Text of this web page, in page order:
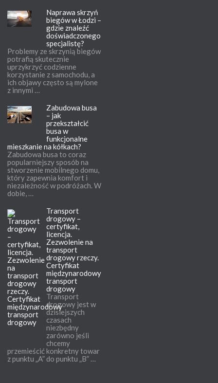
Naprawa skrzyń
biegów w Łodzi –
gdzie znaleźć
doświadczonego
specjalistę?
Problemy ze skrzynią biegów
potrafią skutecznie
uprzykrzyć codzienne
korzystanie z samochodu, a
ich objawy często są mylone
z innymi …
Zabudowa busa
– jak
przekształcić
busa w
funkcjonalne
mieszkanie na kółkach?
Zabudowa busa to coraz
popularniejszy sposób na
stworzenie mobilnego domu,
który zapewnia komfort i
niezależność w podróżach. W
dobie, …
Transport
drogowy –
certyfikat,
licencja.
Zezwolenie na
transport
drogowy rzeczy.
Certyfikat
międzynarodowy
transport
drogowy
Transport
drogowy jest w
dzisiejszych
czasach
niezbędny
zarówno jeśli
chcemy
przemieścić konkretny towar
z punktu „A” do punktu „B” …